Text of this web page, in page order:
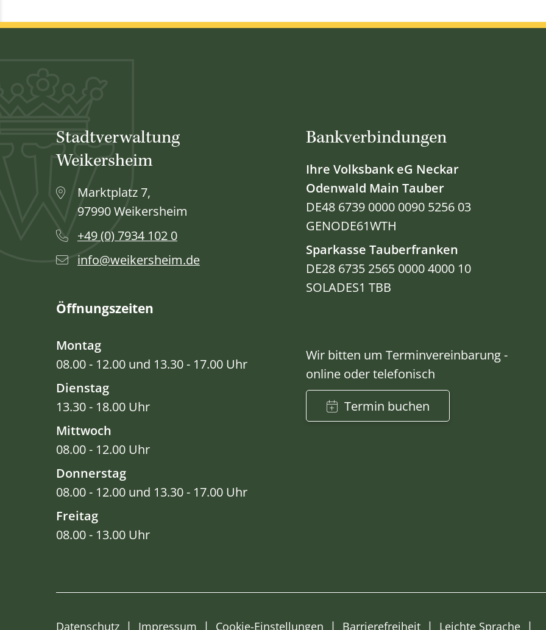
Stadtverwaltung
Weikersheim
Marktplatz 7,
97990 Weikersheim
+49 (0) 7934 102 0
info@weikersheim.de
Öffnungszeiten
Montag
08.00 - 12.00 und 13.30 - 17.00 Uhr
Dienstag
13.30 - 18.00 Uhr
Mittwoch
08.00 - 12.00 Uhr
Donnerstag
08.00 - 12.00 und 13.30 - 17.00 Uhr
Freitag
08.00 - 13.00 Uhr
Bankverbindungen
Ihre Volksbank eG Neckar
Odenwald Main Tauber
DE48 6739 0000 0090 5256 03
GENODE61WTH
Sparkasse Tauberfranken
DE28 6735 2565 0000 4000 10
SOLADES1 TBB
Wir bitten um Terminvereinbarung -
online oder telefonisch
Termin buchen
Datenschutz Impressum Cookie-Einstellungen Barrierefreiheit Leichte Sprache